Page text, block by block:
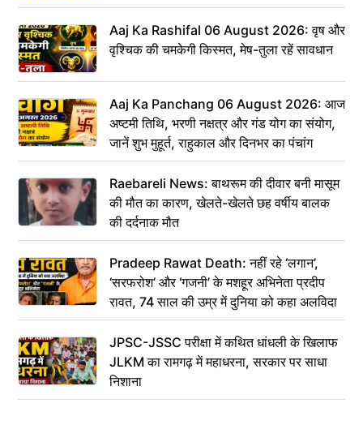
Aaj Ka Rashifal 06 August 2026: वृष और
वृश्चिक की चमकेगी किस्मत, मेष-तुला रहें सावधान
Aaj Ka Panchang 06 August 2026: आज
अष्टमी तिथि, भरणी नक्षत्र और गंड योग का संयोग,
जानें शुभ मुहूर्त, राहुकाल और दिनभर का पंचांग
Raebareli News: बाथरूम की दीवार बनी मासूम
की मौत का कारण, खेलते-खेलते छह वर्षीय बालक
की दर्दनाक मौत
Pradeep Rawat Death: नहीं रहे ‘लगान’,
‘सरफरोश’ और ‘गजनी’ के मशहूर अभिनेता प्रदीप
रावत, 74 साल की उम्र में दुनिया को कहा अलविदा
JPSC-JSSC परीक्षा में कथित धांधली के खिलाफ
JLKM का रामगढ़ में महाधरना, सरकार पर साधा
निशाना